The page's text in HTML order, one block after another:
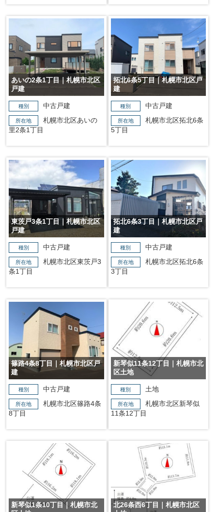
あいの2条1丁目｜札幌市北区
戸建
種別 中古戸建
所在地
札幌市北区あいの
里2条1丁目
拓北6条5丁目｜札幌市北区戸
建
種別 中古戸建
所在地
札幌市北区拓北6条
5丁目
東茨戸3条1丁目｜札幌市北区
戸建
種別 中古戸建
所在地
札幌市北区東茨戸3
条1丁目
拓北6条3丁目｜札幌市北区戸
建
種別 中古戸建
所在地
札幌市北区拓北6条
3丁目
篠路4条8丁目｜札幌市北区戸
建
種別 中古戸建
所在地
札幌市北区篠路4条
8丁目
新琴似11条12丁目｜札幌市北
区土地
種別 土地
所在地
札幌市北区新琴似
11条12丁目
新琴似1条10丁目｜札幌市北
北26条西6丁目｜札幌市北区